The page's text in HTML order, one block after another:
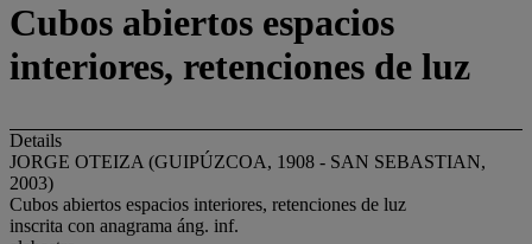
Cubos abiertos espacios
interiores, retenciones de luz
Details
JORGE OTEIZA (GUIPÚZCOA, 1908 - SAN SEBASTIAN,
2003)
Cubos abiertos espacios interiores, retenciones de luz
inscrita con anagrama áng. inf.